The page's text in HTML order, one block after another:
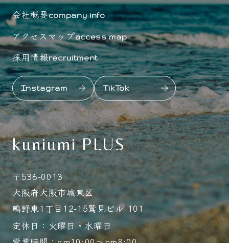
会社概要company info
アクセスマップaccess map
採用情報recruitment
Instagram TikTok
kuniumi PLUS
〒536-0013
大阪府大阪市城東区
鴫野東1丁目12-15鷲見ビル 101
定休日：火曜日・水曜日